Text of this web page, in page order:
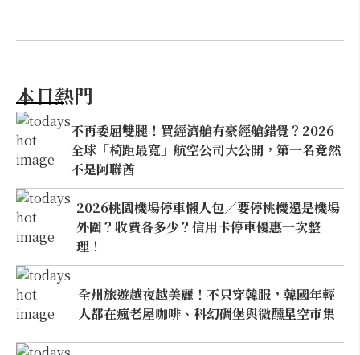
本日熱門
不再委屈雙腿！買經濟艙有豪經艙錯覺？2026
全球「椅距最寬」航空公司大公開，第一名竟然
不是阿聯酋
2026桃園機場停車懶人包／要停桃機還是機場
外圍？收費各多少？信用卡停車優惠一次整
理！
全州旅遊越夜越美麗！不只穿韓服，韓國年輕
人都在瘋老屋咖啡、科幻碉堡與微醺星空市集